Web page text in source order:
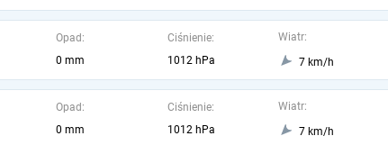
Opad:
0 mm
Ciśnienie:
1012 hPa
Wiatr:
7 km/h
Opad:
0 mm
Ciśnienie:
1012 hPa
Wiatr:
7 km/h